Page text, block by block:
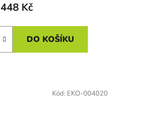
448 Kč
DO KOŠÍKU
Kód: EKO-004020